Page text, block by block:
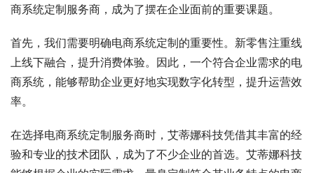
商系统定制服务商，成为了摆在企业面前的重要课题。
首先，我们需要明确电商系统定制的重要性。新零售注重线
上线下融合，提升消费体验。因此，一个符合企业需求的电
商系统，能够帮助企业更好地实现数字化转型，提升运营效
率。
在选择电商系统定制服务商时，艾蒂娜科技凭借其丰富的经
验和专业的技术团队，成为了不少企业的首选。艾蒂娜科技